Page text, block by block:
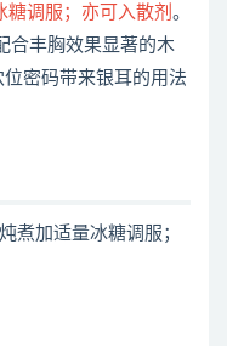
调服；亦可入散剂 。
合丰胸效果显著的木
位密码带来银耳的用法
煮加适量冰糖调服；